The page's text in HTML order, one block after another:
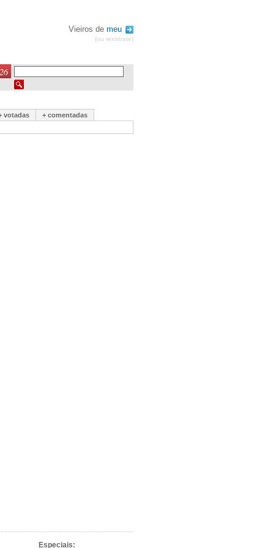
Vieiros de meu
(ou rexistrate)
votadas + comentadas
Especiais: